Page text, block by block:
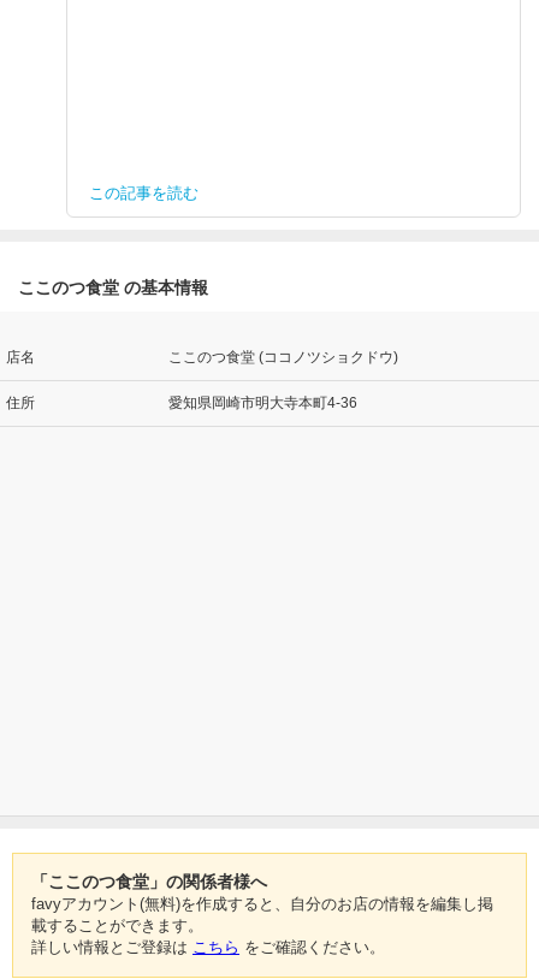
この記事を読む
ここのつ食堂 の基本情報
店名 ここのつ食堂 (ココノツショクドウ)
住所 愛知県岡崎市明大寺本町4-36
「ここのつ食堂」の関係者様へ
favyアカウント(無料)を作成すると、自分のお店の情報を編集し掲
載することができます。
詳しい情報とご登録は こちら をご確認ください。